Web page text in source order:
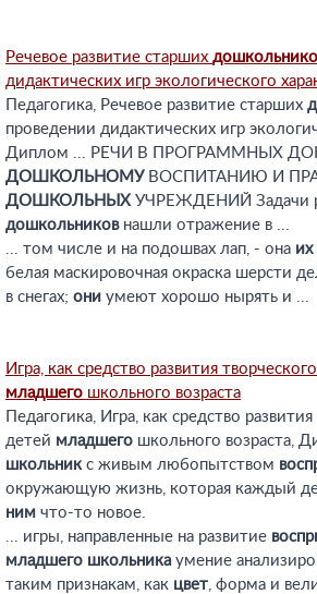
Речевое развитие старших
дидактических игр экологического
Педагогика, Речевое развитие старших
проведении дидактических игр
Диплом ... РЕЧИ В ПРОГРАММНЫХ
ДОШКОЛЬНОМУВОСПИТАНИЮ И
ДОШКОЛЬНЫХУЧРЕЖДЕНИЙ Задачи
дошкольниковнашли отражение в ...
... том числе и на подошвах лап, - она их
белая маскировочная окраска шерсти
в снегах; они умеют хорошо нырять и ...
Игра, как средство развития
младшего школьного возраста
Педагогика, Игра, как средство
детей младшего школьного возраста,
школьникс живым любопытством
окружающую жизнь, которая каждый
ним что-то новое.
... игры, направленные на развитие
младшего школьника умение
таким признакам, как цвет, форма и